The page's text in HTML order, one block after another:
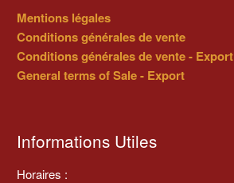
Mentions légales
Conditions générales de vente
Conditions générales de vente - Export
General terms of Sale - Export
Informations Utiles
Horaires :